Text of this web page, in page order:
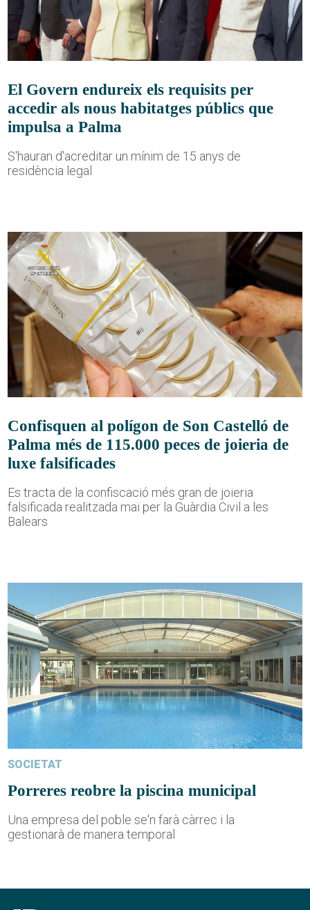
El Govern endureix els requisits per
accedir als nous habitatges públics que
impulsa a Palma
S'hauran d'acreditar un mínim de 15 anys de
residència legal
Confisquen al polígon de Son Castelló de
Palma més de 115.000 peces de joieria de
luxe falsificades
Es tracta de la confiscació més gran de joieria
falsificada realitzada mai per la Guàrdia Civil a les
Balears
SOCIETAT
Porreres reobre la piscina municipal
Una empresa del poble se'n farà càrrec i la
gestionarà de manera temporal